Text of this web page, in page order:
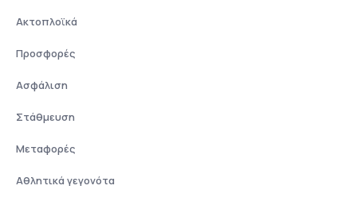
Ακτοπλοϊκά
Προσφορές
Ασφάλιση
Στάθμευση
Μεταφορές
Αθλητικά γεγονότα